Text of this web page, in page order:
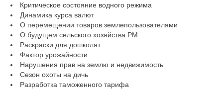
Критическое состояние водного режима
Динамика курса валют
О перемещении товаров землепользователями
О будущем сельского хозяйства РМ
Раскраски для дошколят
Фактор урожайности
Нарушения прав на землю и недвижимость
Сезон охоты на дичь
Разработка таможенного тарифа